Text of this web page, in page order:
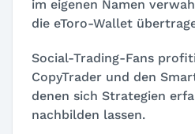
im eigenen Namen
die eToro-Wallet
Social-Trading-Fans
CopyTrader und den
denen sich Strategien
nachbilden lassen.